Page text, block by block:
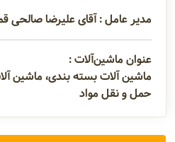
مدیر عامل : آقای علیرضا صالحی
عنوان ماشین‌آلات :
ماشین آلات بسته بندی، ماشین
حمل و نقل مواد